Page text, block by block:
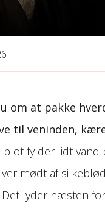
om at pakke
til veninden,
blot fylder lidt vand
mødt af
Det lyder næsten